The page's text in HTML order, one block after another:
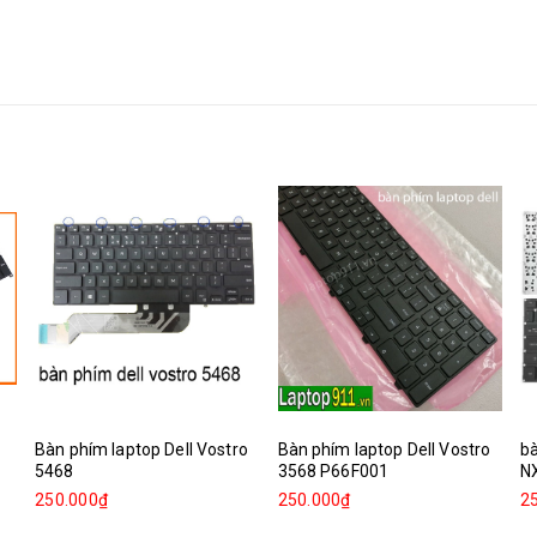
Bàn phím laptop Dell Vostro
5468
250.000₫
Bàn phím laptop Dell Vostro
3568 P66F001
250.000₫